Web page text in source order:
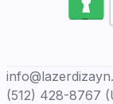
(512) 428-8767